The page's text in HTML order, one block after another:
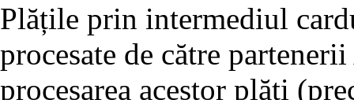
Plățile prin intermediul
procesate de către
procesarea acestor plăţi